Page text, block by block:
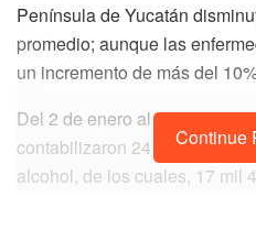
Península de Yucatán
promedio; aunque las
un incremento de más del
Del 2 de enero al 31 de
contabilizaron 24 mil 215
alcohol, de los cuales, 17 mil
Continue